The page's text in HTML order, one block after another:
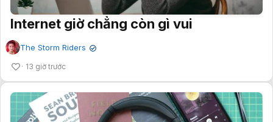
Internet giờ chẳng còn gì vui
The Storm Riders ✔
13 giờ trước